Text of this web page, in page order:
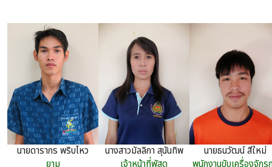
นายดารากร พริบไหว
นางสาวมัลลิกา สุนันทิพ
นายธนวัฒน์ สีใหม่